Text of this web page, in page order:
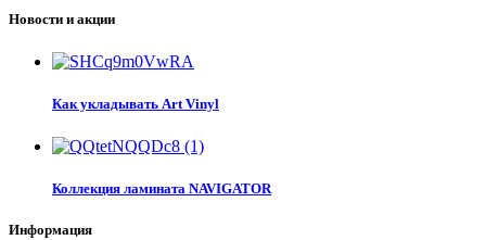
Новости и акции
Как укладывать Art Vinyl
Коллекция ламината NAVIGATOR
Информация